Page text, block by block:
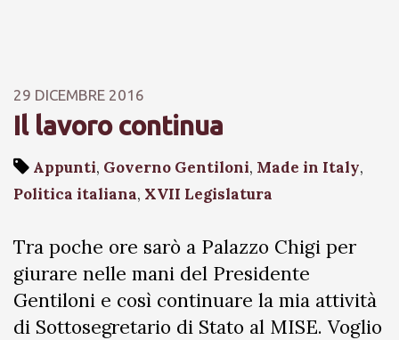
29 DICEMBRE 2016
Il lavoro continua
Appunti, Governo Gentiloni, Made in Italy,
Politica italiana, XVII Legislatura
Tra poche ore sarò a Palazzo Chigi per
giurare nelle mani del Presidente
Gentiloni e così continuare la mia attività
di Sottosegretario di Stato al MISE. Voglio